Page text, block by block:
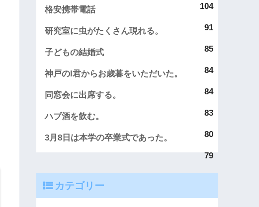
104
格安携帯電話
91
研究室に虫がたくさん現れる。
85
子どもの結婚式
84
神戸のI君からお歳暮をいただいた。
84
同窓会に出席する。
83
ハブ酒を飲む。
80
3月8日は本学の卒業式であった。
79
カテゴリー